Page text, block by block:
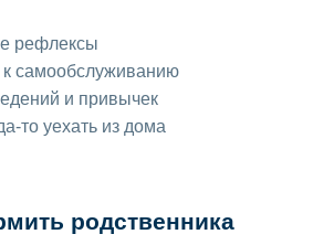
рефлексы
к самообслуживанию
и привычек
то уехать из дома
родственника